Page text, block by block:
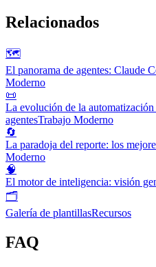
Relacionados
🗺️
El panorama de agentes: Claude
Moderno
📜
La evolución de la
agentesTrabajo Moderno
🔄
La paradoja del reporte: los
Moderno
🧠
El motor de inteligencia: visión
🗂️
Galería de plantillasRecursos
FAQ